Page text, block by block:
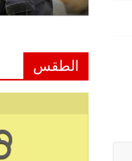
الطقس